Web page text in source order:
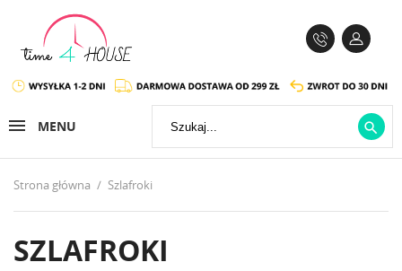
MENU 
Strona główna Szlafroki
SZLAFROKI